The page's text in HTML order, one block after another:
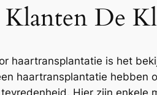
De
haartransplantatie is het
haartransplantatie hebben
Hier zijn enkele